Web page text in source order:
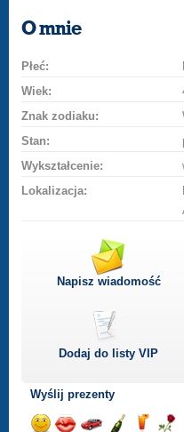
O mnie
Płeć:
Wiek:
Znak zodiaku:
Stan:
Wykształcenie:
Lokalizacja:
Napisz wiadomość
Dodaj do listyVIP
Wyślij prezenty